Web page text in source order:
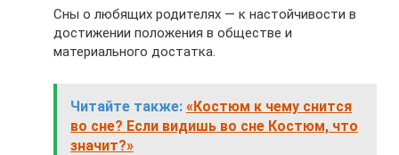
Сны о любящих родителях — к настойчивости в
достижении положения в обществе и
материального достатка.
Читайте также: «Костюм к чему снится
во сне? Если видишь во сне Костюм, что
значит?»